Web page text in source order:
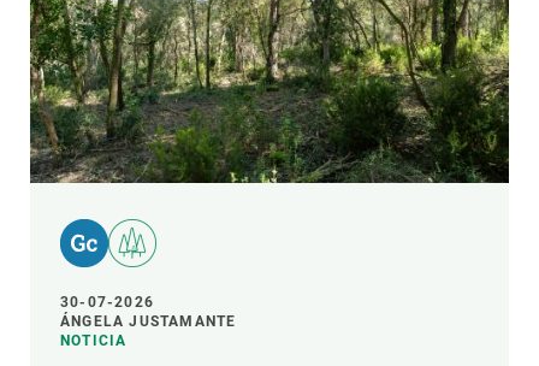
30-07-2026
ÁNGELA JUSTAMANTE
NOTICIA